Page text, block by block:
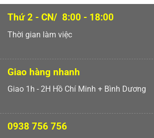
Thứ 2 - CN/ 8:00 - 18:00
Thời gian làm việc
Giao hàng nhanh
Giao 1h - 2H Hồ Chí Minh + Bình Dương
0938 756 756